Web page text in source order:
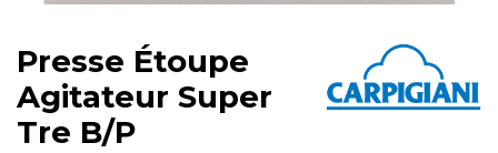
Presse Étoupe
Agitateur Super
Tre B/P